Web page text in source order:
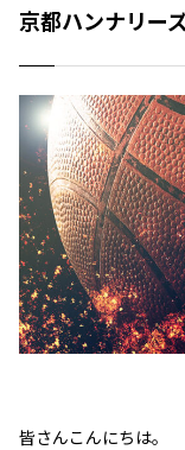
京都ハンナリー
皆さんこんにちは。